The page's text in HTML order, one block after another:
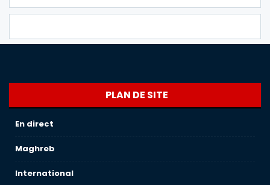
PLAN DE SITE
En direct
Maghreb
International